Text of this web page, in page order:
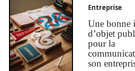
Entreprise
Une bonne
d’objet
pour la
son